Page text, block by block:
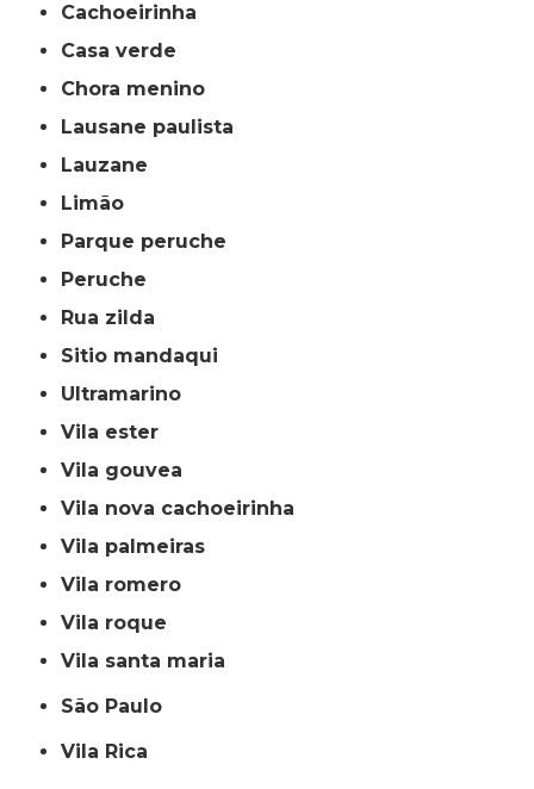
cachoeirinha
casa verde
chora menino
lausane paulista
lauzane
limão
parque peruche
peruche
rua zilda
sitio mandaqui
ultramarino
vila ester
vila gouvea
vila nova cachoeirinha
vila palmeiras
vila romero
vila roque
vila santa maria
São Paulo
Vila Rica